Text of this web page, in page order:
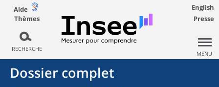
Aide
Thèmes
RECHERCHE
English
Presse
MENU
Dossier complet